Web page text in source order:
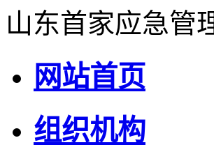
山东首家应急管
网站首页
组织机构